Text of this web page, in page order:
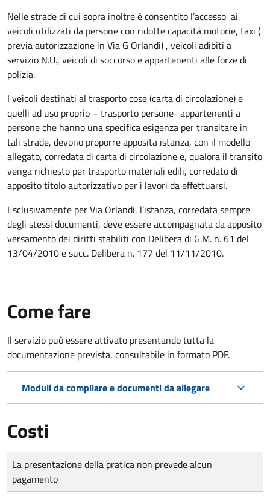
Nelle strade di cui sopra inoltre è consentito l’accesso ai,
veicoli utilizzati da persone con ridotte capacità motorie, taxi (
previa autorizzazione in Via G Orlandi) , veicoli adibiti a
servizio N.U., veicoli di soccorso e appartenenti alle forze di
polizia.
I veicoli destinati al trasporto cose (carta di circolazione) e
quelli ad uso proprio – trasporto persone- appartenenti a
persone che hanno una specifica esigenza per transitare in
tali strade, devono proporre apposita istanza, con il modello
allegato, corredata di carta di circolazione e, qualora il transito
venga richiesto per trasporto materiali edili, corredato di
apposito titolo autorizzativo per i lavori da effettuarsi.
Esclusivamente per Via Orlandi, l’istanza, corredata sempre
degli stessi documenti, deve essere accompagnata da apposito
versamento dei diritti stabiliti con Delibera di G.M. n. 61 del
13/04/2010 e succ. Delibera n. 177 del 11/11/2010.
Come fare
Il servizio può essere attivato presentando tutta la
documentazione prevista, consultabile in formato PDF.
Moduli da compilare e documenti da allegare
Costi
Tipo di pagamento
Importo
La presentazione della pratica non prevede alcun
pagamento